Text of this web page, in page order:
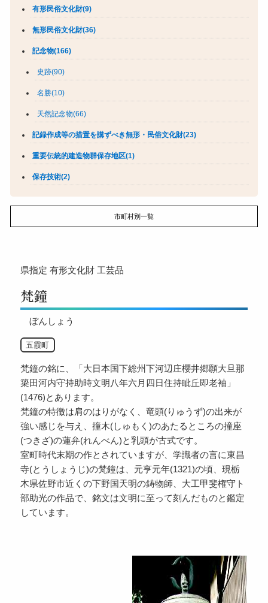
有形民俗文化財(9)
無形民俗文化財(36)
記念物(166)
史跡(90)
名勝(10)
天然記念物(66)
記録作成等の措置を講ずべき無形・民俗文化財(23)
重要伝統的建造物群保存地区(1)
保存技術(2)
市町村別一覧
県指定 有形文化財 工芸品
梵鐘
ぼんしょう
五霞町
梵鐘の銘に、「大日本国下総州下河辺庄櫻井郷願大旦那
簗田河内守持助時文明八年六月四日住持眦丘即老袖」
(1476)とあります。
梵鐘の特徴は肩のはりがなく、竜頭(りゅうず)の出来が
強い感じを与え、撞木(しゅもく)のあたるところの撞座
(つきざ)の蓮弁(れんべん)と乳頭が古式です。
室町時代末期の作とされていますが、学識者の言に東昌
寺(とうしょうじ)の梵鐘は、元亨元年(1321)の頃、現栃
木県佐野市近くの下野国天明の鋳物師、大工甲斐権守ト
部助光の作品で、銘文は文明に至って刻んだものと鑑定
しています。